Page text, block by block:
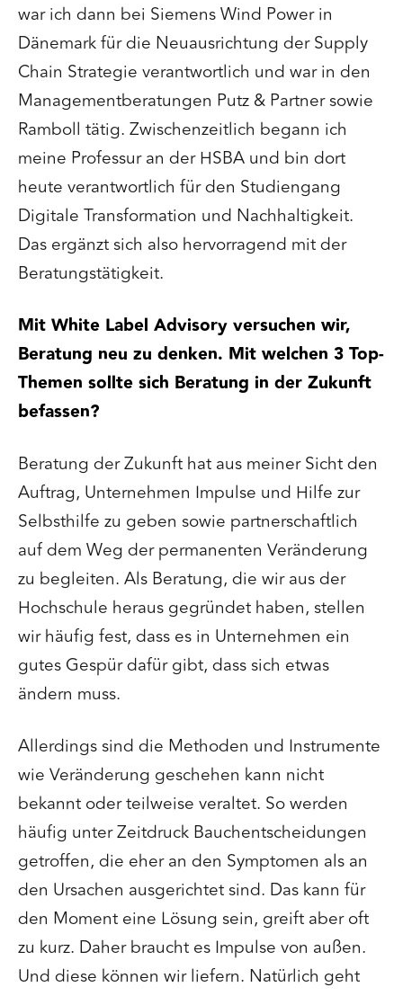
war ich dann bei Siemens Wind Power in
Dänemark für die Neuausrichtung der Supply
Chain Strategie verantwortlich und war in den
Managementberatungen Putz & Partner sowie
Ramboll tätig. Zwischenzeitlich begann ich
meine Professur an der HSBA und bin dort
heute verantwortlich für den Studiengang
Digitale Transformation und Nachhaltigkeit.
Das ergänzt sich also hervorragend mit der
Beratungstätigkeit.
Mit White Label Advisory versuchen wir,
Beratung neu zu denken. Mit welchen 3 Top-
Themen sollte sich Beratung in der Zukunft
befassen?
Beratung der Zukunft hat aus meiner Sicht den
Auftrag, Unternehmen Impulse und Hilfe zur
Selbsthilfe zu geben sowie partnerschaftlich
auf dem Weg der permanenten Veränderung
zu begleiten. Als Beratung, die wir aus der
Hochschule heraus gegründet haben, stellen
wir häufig fest, dass es in Unternehmen ein
gutes Gespür dafür gibt, dass sich etwas
ändern muss.
Allerdings sind die Methoden und Instrumente
wie Veränderung geschehen kann nicht
bekannt oder teilweise veraltet. So werden
häufig unter Zeitdruck Bauchentscheidungen
getroffen, die eher an den Symptomen als an
den Ursachen ausgerichtet sind. Das kann für
den Moment eine Lösung sein, greift aber oft
zu kurz. Daher braucht es Impulse von außen.
Und diese können wir liefern. Natürlich geht